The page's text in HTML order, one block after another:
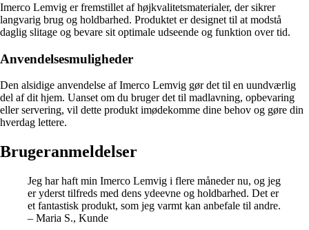
Imerco Lemvig er fremstillet af højkvalitetsmaterialer, der sikrer
langvarig brug og holdbarhed. Produktet er designet til at modstå
daglig slitage og bevare sit optimale udseende og funktion over tid.
Anvendelsesmuligheder
Den alsidige anvendelse af Imerco Lemvig gør det til en uundværlig
del af dit hjem. Uanset om du bruger det til madlavning, opbevaring
eller servering, vil dette produkt imødekomme dine behov og gøre din
hverdag lettere.
Brugeranmeldelser
Jeg har haft min Imerco Lemvig i flere måneder nu, og jeg
er yderst tilfreds med dens ydeevne og holdbarhed. Det er
et fantastisk produkt, som jeg varmt kan anbefale til andre.
– Maria S., Kunde